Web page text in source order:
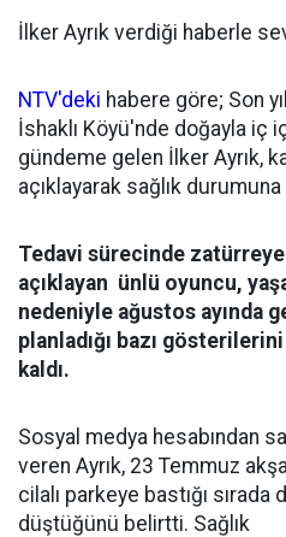
İlker Ayrık verdiği haberle
NTV'deki habere göre; Son
İshaklı Köyü'nde doğayla iç
gündeme gelen İlker Ayrık,
açıklayarak sağlık durumuna
Tedavi sürecinde zatürreye
açıklayan ünlü oyuncu,
nedeniyle ağustos ayında
planladığı bazı
kaldı.
Sosyal medya hesabından
veren Ayrık, 23 Temmuz
cilalı parkeye bastığı
düştüğünü belirtti. Sağlık